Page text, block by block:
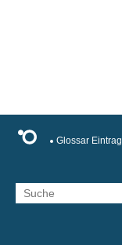
Glossar Eintrag